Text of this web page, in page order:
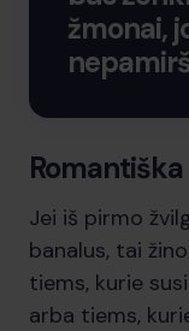
žmonai,
Jei iš pirmo
banalus, tai
tiems, kurie
arba tiems,